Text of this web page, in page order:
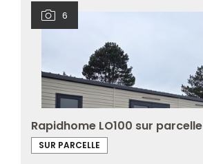
6
Rapidhome LO100 sur parcelle
SUR PARCELLE